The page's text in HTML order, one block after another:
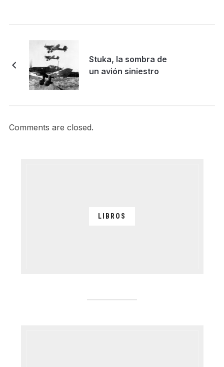
Stuka, la sombra de
un avión siniestro
Comments are closed.
LIBROS